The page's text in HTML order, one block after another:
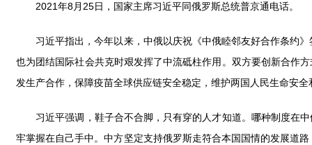
2021年8月25日，国家主席习近平同俄罗斯总统普京通电话。
习近平指出，今年以来，中俄以庆祝《中俄睦邻友好合作条约》
也为团结国际社会共克时艰发挥了中流砥柱作用。双方要创新合作
发生产合作，保障疫苗全球供应链安全稳定，维护两国人民生命安
习近平强调，鞋子合不合脚，只有穿的人才知道。哪种制度在中
牢掌握在自己手中。中方坚定支持俄罗斯走符合本国国情的发展道